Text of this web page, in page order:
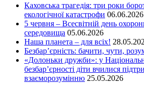
Каховська трагедія: три роки
екологічної катастрофи 06.06.2026
5 червня – Всесвітній день
середовища 05.06.2026
Наша планета – для всіх!
Безбар’єрність: бачити, чути,
«Долоньки дружби»: у
безбар’єрності діти вчилися
взаєморозумінню 25.05.2026